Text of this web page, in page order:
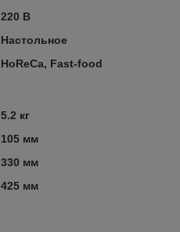
220 В
Настольное
HoReCa, Fast-food
5.2 кг
105 мм
330 мм
425 мм